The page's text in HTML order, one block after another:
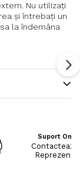
Nu utilizați
și întrebați un
la îndemâna
Suport
Contacteaza